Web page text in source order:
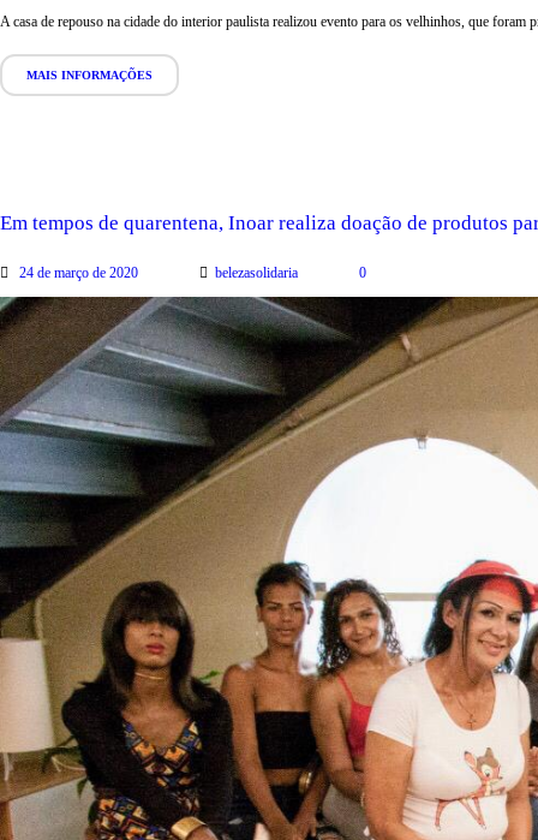
A casa de repouso na cidade do interior paulista realizou evento para os velhinhos, que
MAIS INFORMAÇÕES
Em tempos de quarentena, Inoar realiza doação de produtos
24 de março de 2020 belezasolidaria 0